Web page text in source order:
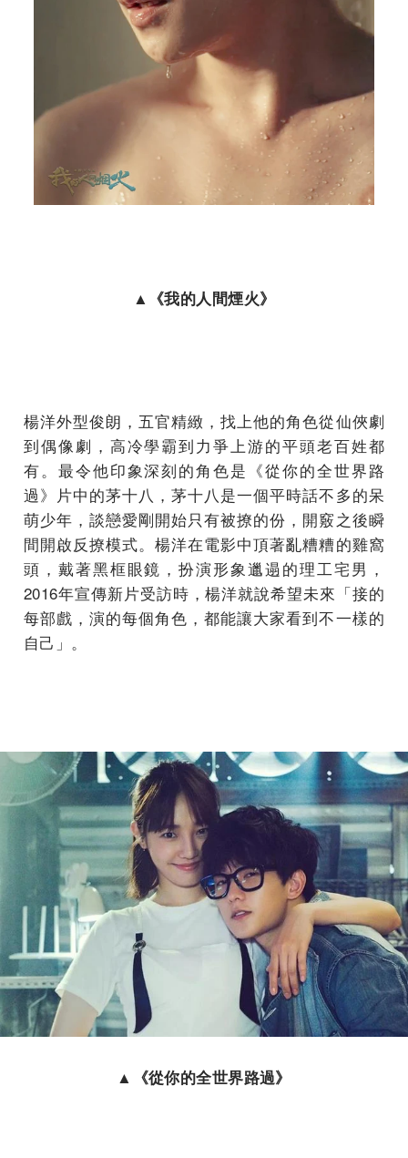
▲ 《我的人間煙火》
楊洋外型俊朗，五官精緻，找上他的角色從仙俠劇
到偶像劇，高冷學霸到力爭上游的平頭老百姓都
有。最令他印象深刻的角色是《從你的全世界路
過》片中的茅十八，茅十八是一個平時話不多的呆
萌少年，談戀愛剛開始只有被撩的份，開竅之後瞬
間開啟反撩模式。楊洋在電影中頂著亂糟糟的雞窩
頭，戴著黑框眼鏡，扮演形象邋遢的理工宅男，
2016年宣傳新片受訪時，楊洋就說希望未來「接的
每部戲，演的每個角色，都能讓大家看到不一樣的
自己」。
▲ 《從你的全世界路過》